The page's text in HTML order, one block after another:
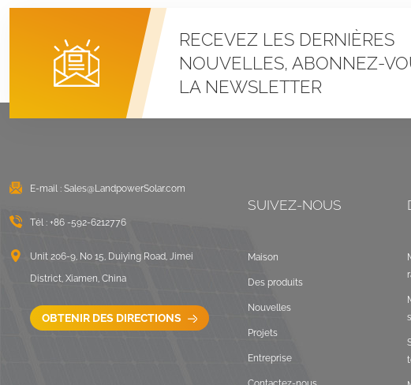
Systèmes de
montage à pince en U
pour toit métallique à
joint debout
VOIR LES DÉTAILS
VOIR LES DÉTAILS
montage sur rails
longs pour toit ondulé
RECEVEZ LES DERNIÈRES
NOUVELLES, ABONNEZ-
LA NEWSLETTER
E-mail : Sales@LandpowerSolar.com
Tél : +86 -592-6212776
Unit 206-9, No 15, Duiying Road, Jimei
District, Xiamen, China
OBTENIR DES DIRECTIONS
SUIVEZ-NOUS
Maison
Des produits
Nouvelles
Projets
Entreprise